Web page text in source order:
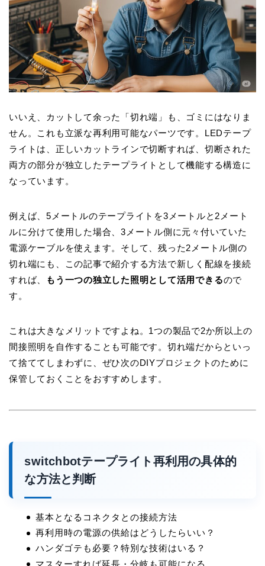
いいえ、
カットして余った「切れ端」も、ゴミにはなりま
せん。
これも立派な再利用可能なパーツです。LEDテープ
ライトは、正しいカットラインで切断すれば、切断された
両方の部分が独立したテープライトとして機能する構造に
なっています。
例えば、5メートルのテープライトを3メートルと2メート
ルに分けて使用した場合、3メートル側に元々付いていた
電源ケーブルを使えます。そして、残った2メートル側の
切れ端にも、この記事で紹介する方法で新しく配線を接続
すれば、
もう一つの独立した照明として活用できるので
す。
これは大きなメリットですよね。1つの製品で2か所以上の
間接照明を自作することも可能です。切れ端だからといっ
て捨ててしまわずに、ぜひ次のDIYプロジェクトのために
保管しておくことをおすすめします。
switchbotテープライト再利用の具体的
な方法と判断
基本となるコネクタとの接続方法
再利用時の電源の供給はどうしたらいい？
ハンダゴテも必要？特別な技術はいる？
マスターすれば延長・分岐も可能になる